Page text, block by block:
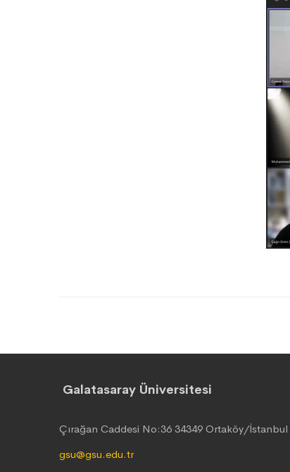
Galatasaray Üniversitesi
Çırağan Caddesi No:36 34349 Ortaköy/İstanbul
gsu@gsu.edu.tr